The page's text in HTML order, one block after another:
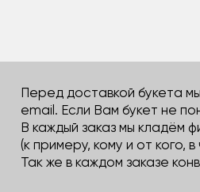
Перед доставкой букета
email. Если Вам букет не
В каждый заказ мы кладём
(к примеру, кому и от кого,
Так же в каждом заказе